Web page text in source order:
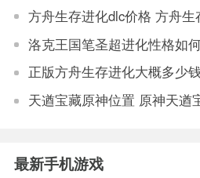
方舟生存进化dlc价格 方舟生
天遒宝藏原神位置 原神天遒
最新手机游戏